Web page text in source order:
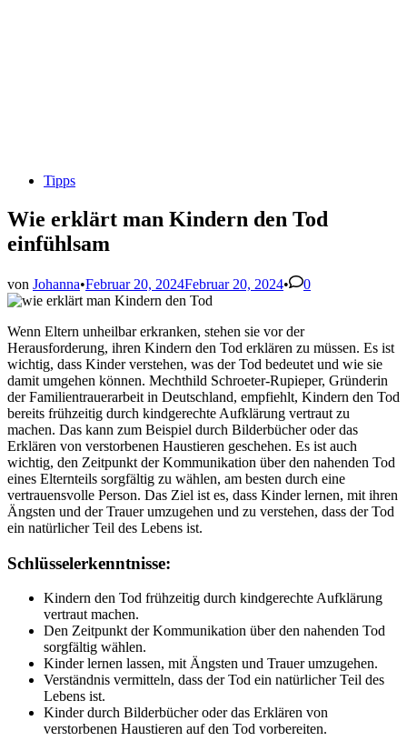
Veröffentlicht
Tipps
Wie erklärt man Kindern den Tod
einfühlsam
von Johanna•Februar 20, 2024Februar 20, 2024• 0
Wenn Eltern unheilbar erkranken, stehen sie vor der
Herausforderung, ihren Kindern den Tod erklären zu müssen. Es ist
wichtig, dass Kinder verstehen, was der Tod bedeutet und wie sie
damit umgehen können. Mechthild Schroeter-Rupieper, Gründerin
der Familientrauerarbeit in Deutschland, empfiehlt, Kindern den Tod
bereits frühzeitig durch kindgerechte Aufklärung vertraut zu
machen. Das kann zum Beispiel durch Bilderbücher oder das
Erklären von verstorbenen Haustieren geschehen. Es ist auch
wichtig, den Zeitpunkt der Kommunikation über den nahenden Tod
eines Elternteils sorgfältig zu wählen, am besten durch eine
vertrauensvolle Person. Das Ziel ist es, dass Kinder lernen, mit ihren
Ängsten und der Trauer umzugehen und zu verstehen, dass der Tod
ein natürlicher Teil des Lebens ist.
Schlüsselerkenntnisse:
Kindern den Tod frühzeitig durch kindgerechte Aufklärung
vertraut machen.
Den Zeitpunkt der Kommunikation über den nahenden Tod
sorgfältig wählen.
Kinder lernen lassen, mit Ängsten und Trauer umzugehen.
Verständnis vermitteln, dass der Tod ein natürlicher Teil des
Lebens ist.
Kinder durch Bilderbücher oder das Erklären von
verstorbenen Haustieren auf den Tod vorbereiten.